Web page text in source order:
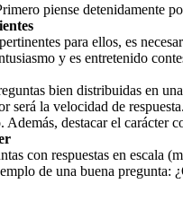
piense detenidamente
para ellos, es
y es entretenido
bien distribuidas en
será la velocidad de
destacar el carácter
con respuestas en escala
de una buena pregunta: